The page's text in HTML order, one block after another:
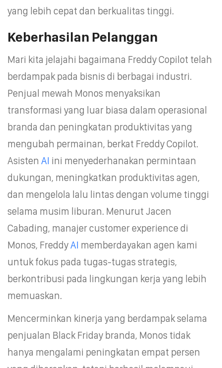
yang lebih cepat dan berkualitas tinggi.
Keberhasilan Pelanggan
Mari kita jelajahi bagaimana Freddy Copilot telah
berdampak pada bisnis di berbagai industri.
Penjual mewah Monos menyaksikan
transformasi yang luar biasa dalam operasional
branda dan peningkatan produktivitas yang
mengubah permainan, berkat Freddy Copilot.
Asisten AI ini menyederhanakan permintaan
dukungan, meningkatkan produktivitas agen,
dan mengelola lalu lintas dengan volume tinggi
selama musim liburan. Menurut Jacen
Cabading, manajer customer experience di
Monos, FreddyAI memberdayakan agen kami
untuk fokus pada tugas-tugas strategis,
berkontribusi pada lingkungan kerja yang lebih
memuaskan.
Mencerminkan kinerja yang berdampak selama
penjualan Black Friday branda, Monos tidak
hanya mengalami peningkatan empat persen